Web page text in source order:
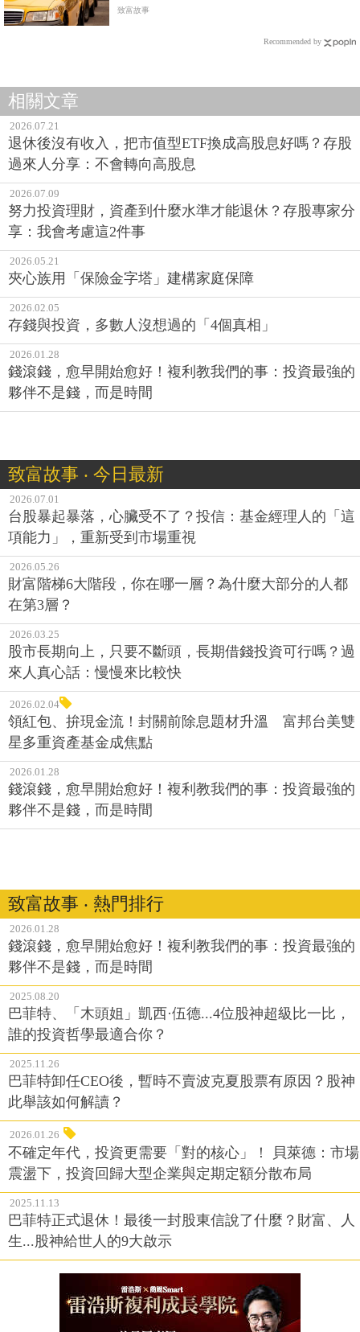
2種人效益最高
致富故事
Recommended by
相關文章
2026.07.21
退休後沒有收入，把市值型ETF換成高股息好嗎？存股
過來人分享：不會轉向高股息
2026.07.09
努力投資理財，資產到什麼水準才能退休？存股專家分
享：我會考慮這2件事
2026.05.21
夾心族用「保險金字塔」建構家庭保障
2026.02.05
存錢與投資，多數人沒想過的「4個真相」
2026.01.28
錢滾錢，愈早開始愈好！複利教我們的事：投資最強的
夥伴不是錢，而是時間
致富故事 ‧ 今日最新
2026.07.01
台股暴起暴落，心臟受不了？投信：基金經理人的「這
項能力」，重新受到市場重視
2026.05.26
財富階梯6大階段，你在哪一層？為什麼大部分的人都
在第3層？
2026.03.25
股市長期向上，只要不斷頭，長期借錢投資可行嗎？過
來人真心話：慢慢來比較快
2026.02.04
領紅包、拚現金流！封關前除息題材升溫 富邦台美雙
星多重資產基金成焦點
2026.01.28
錢滾錢，愈早開始愈好！複利教我們的事：投資最強的
夥伴不是錢，而是時間
致富故事 ‧ 熱門排行
2026.01.28
錢滾錢，愈早開始愈好！複利教我們的事：投資最強的
夥伴不是錢，而是時間
2025.08.20
巴菲特、「木頭姐」凱西·伍德...4位股神超級比一比，
誰的投資哲學最適合你？
2025.11.26
巴菲特卸任CEO後，暫時不賣波克夏股票有原因？股神
此舉該如何解讀？
2026.01.26
不確定年代，投資更需要「對的核心」！ 貝萊德：市場
震盪下，投資回歸大型企業與定期定額分散布局
2025.11.13
巴菲特正式退休！最後一封股東信說了什麼？財富、人
生...股神給世人的9大啟示